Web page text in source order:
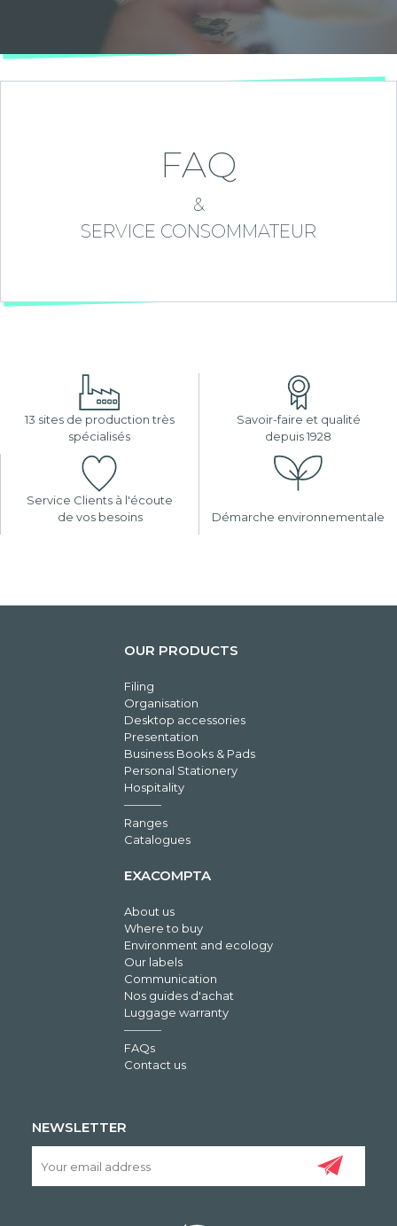
FAQ
&
SERVICE CONSOMMATEUR
13 sites de production très
spécialisés
Savoir-faire et qualité
depuis 1928
Service Clients à l'écoute
de vos besoins
Démarche environnementale
OUR PRODUCTS
Filing
Organisation
Desktop accessories
Presentation
Business Books & Pads
Personal Stationery
Hospitality
Ranges
Catalogues
EXACOMPTA
About us
Where to buy
Environment and ecology
Our labels
Communication
Nos guides d'achat
Luggage warranty
FAQs
Contact us
NEWSLETTER